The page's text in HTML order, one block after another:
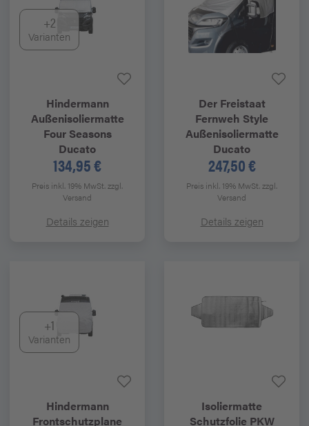
+2
Varianten
Hindermann
Außenisoliermatte
Four Seasons
Ducato
134,95 €
Preis inkl. 19% MwSt.zzgl.
Versand
Details zeigen
Der Freistaat
Fernweh Style
Außenisoliermatte
Ducato
247,50 €
Preis inkl. 19% MwSt.zzgl.
Versand
Details zeigen
+1
Varianten
Hindermann
Frontschutzplane
Isoliermatte
Schutzfolie PKW